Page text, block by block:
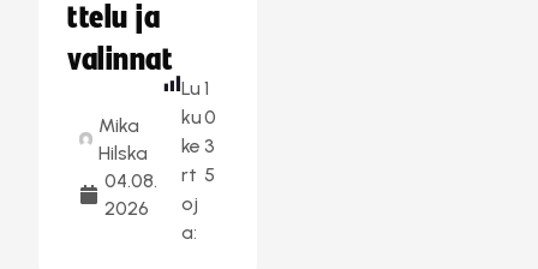
ttelu ja
valinnat
Mika
Hilska
04.08.
2026
Lu
ku
ke
rt
oj
a:
1
0
3
5